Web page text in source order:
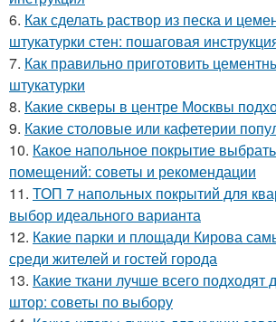
6. Как сделать раствор из песка и
штукатурки стен: пошаговая
7. Как правильно приготовить
штукатурки
8. Какие скверы в центре Москвы
9. Какие столовые или кафетерии
10. Какое напольное покрытие
помещений: советы и рекомендации
11. ТОП 7 напольных покрытий для
выбор идеального варианта
12. Какие парки и площади Кирова
среди жителей и гостей города
13. Какие ткани лучше всего подходят
штор: советы по выбору